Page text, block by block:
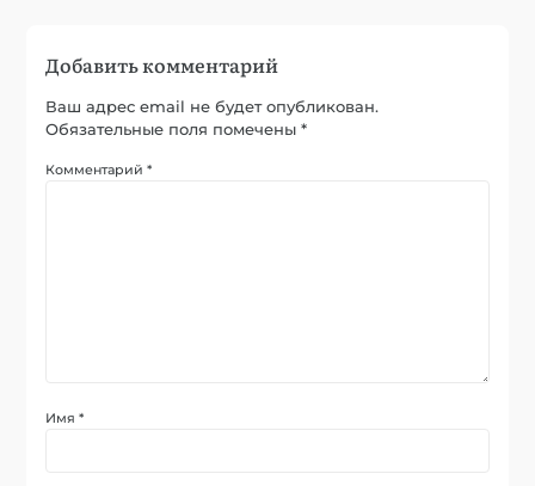
Добавить комментарий
Ваш адрес email не будет опубликован.
Обязательные поля помечены*
Комментарий*
Имя*